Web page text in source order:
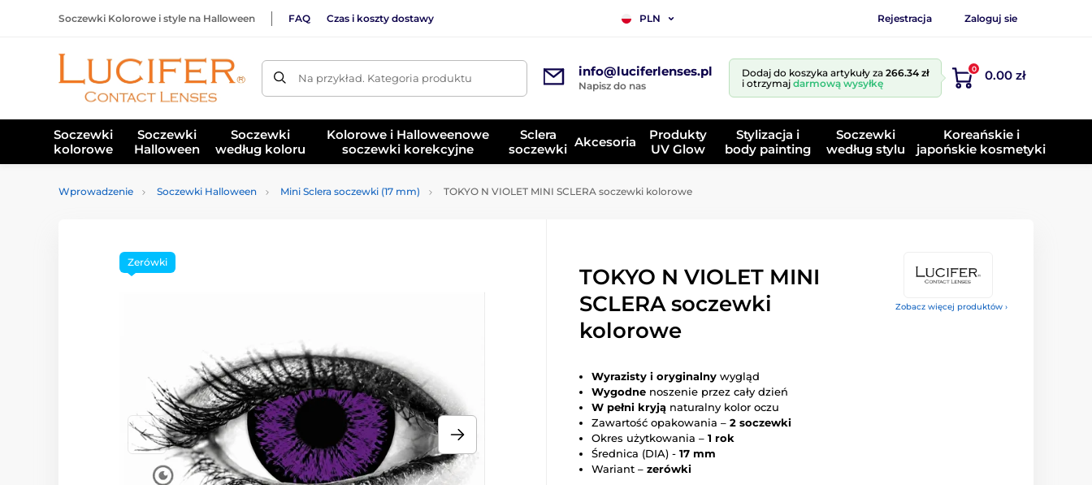
Soczewki Kolorowe i style na Halloween FAQ Czas i koszty dostawy PLN Rejestracja Zaloguj sie
Na przykład. Kategoria produktu info@luciferlenses.pl
Napisz do nas
Dodaj do koszyka artykuły za 266.34 zł
i otrzymaj darmową wysyłkę
0 0.00 zł
Soczewki
kolorowe
Soczewki
Halloween
Soczewki
według koloru
Kolorowe i Halloweenowe
soczewki korekcyjne
Sclera
soczewki Akcesoria
Produkty
UV Glow
Stylizacja i
body painting
Soczewki
według stylu
Koreańskie i
japońskie kosmetyki
Wprowadzenie Soczewki Halloween Mini Sclera soczewki (17 mm) TOKYO N VIOLET MINI SCLERA soczewki kolorowe
Zobacz więcej produktów ›
Zerówki
TOKYO N VIOLET MINI
SCLERA soczewki
kolorowe
Wyrazisty i oryginalny wygląd
Wygodne noszenie przez cały dzień
W pełni kryją naturalny kolor oczu
Zawartość opakowania – 2 soczewki
Okres użytkowania – 1 rok
Średnica (DIA) - 17 mm
Wariant – zerówki